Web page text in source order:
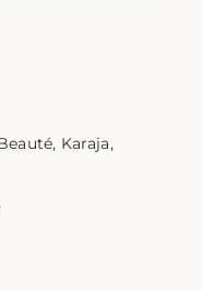
Karaja,